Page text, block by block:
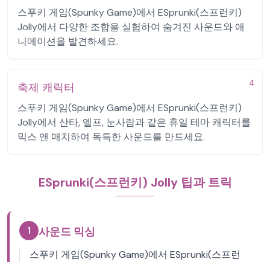
스푸키 게임(Spunky Game)에서 ESprunki(스프런키)
Jolly에서 다양한 조합을 실험하여 숨겨진 사운드와 애
니메이션을 발견하세요.
4
축제 캐릭터
스푸키 게임(Spunky Game)에서 ESprunki(스프런키)
Jolly에서 산타, 엘프, 눈사람과 같은 휴일 테마 캐릭터를
믹스 앤 매치하여 독특한 사운드를 만드세요.
ESprunki(스프런키) Jolly 팁과 트릭
1 사운드 믹싱
스푸키 게임(Spunky Game)에서 ESprunki(스프런